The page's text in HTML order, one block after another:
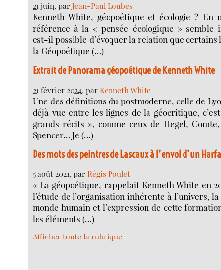
21 juin, parJean-Paul Loubes
Kenneth White, géopoétique et écologie ? En
référence à la « pensée écologique » semble
est-il possible d’évoquer la relation que certains
la Géopoétique (…)
Extrait de Panorama géopoétique de Kenneth White
21 février 2024, parKenneth White
Une des définitions du postmoderne, celle de
déjà vue entre les lignes de la géocritique, c’est
grands récits », comme ceux de Hegel,
Spencer… Je (…)
Des mots des peintres de Lascaux à l’envol d’un
5 août 2021, parRégis Poulet
« La géopoétique, rappelait Kenneth White en
l’étude de l’organisation inhérente à l’univers,
monde humain et l’expression de cette
les éléments (…)
Afficher toute la rubrique